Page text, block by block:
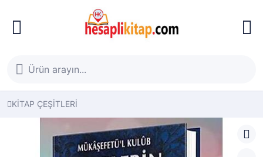
KİTAP ÇEŞİTLERİ